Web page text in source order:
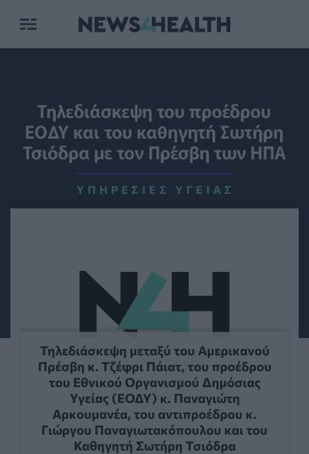
Τηλεδιάσκεψη του προέδρου
ΕΟΔΥ και του καθηγητή Σωτήρη
Τσιόδρα με τον Πρέσβη των ΗΠΑ
ΥΠΗΡΕΣΊΕΣ ΥΓΕΊΑΣ
Τηλεδιάσκεψη μεταξύ του Αμερικανού
Πρέσβη κ. Τζέφρι Πάιατ, του προέδρου
του Εθνικού Οργανισμού Δημόσιας
Υγείας (ΕΟΔΥ) κ. Παναγιώτη
Αρκουμανέα, του αντιπροέδρου κ.
Γιώργου Παναγιωτακόπουλου και του
Καθηγητή Σωτήρη Τσιόδρα